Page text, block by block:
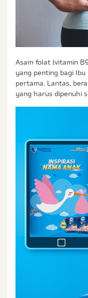
Tidak Hamil dan
Sedang Hamil
Sedang Hamil
Saya setuju
kebijakan privasi
Saya setuju dan
Ibu & Balita,
Asam folat (vitamin
yang penting bagi
pertama. Lantas,
yang harus dipenuhi